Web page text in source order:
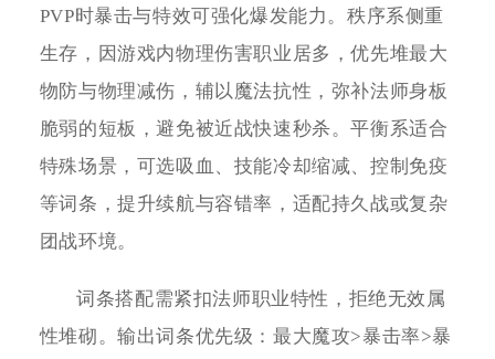
PVP时暴击与特效可强化爆发能力。秩序系侧重
生存，因游戏内物理伤害职业居多，优先堆最大
物防与物理减伤，辅以魔法抗性，弥补法师身板
脆弱的短板，避免被近战快速秒杀。平衡系适合
特殊场景，可选吸血、技能冷却缩减、控制免疫
等词条，提升续航与容错率，适配持久战或复杂
团战环境。
词条搭配需紧扣法师职业特性，拒绝无效属
性堆砌。输出词条优先级：最大魔攻>暴击率>暴